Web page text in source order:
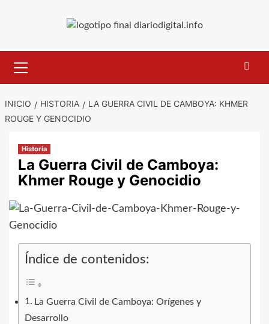
primario
INICIO HISTORIA
LA GUERRA CIVIL DE CAMBOYA: KHMER
ROUGE Y GENOCIDIO
Historia
La Guerra Civil de Camboya:
Khmer Rouge y Genocidio
Índice de contenidos:
La Guerra Civil de Camboya: Orígenes y
Desarrollo